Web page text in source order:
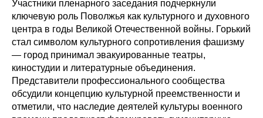
Участники пленарного заседания подчеркнули
ключевую роль Поволжья как культурного и духовного
центра в годы Великой Отечественной войны. Горький
стал символом культурного сопротивления фашизму
— город принимал эвакуированные театры,
киностудии и литературные объединения.
Представители профессионального сообщества
обсудили концепцию культурной преемственности и
отметили, что наследие деятелей культуры военного